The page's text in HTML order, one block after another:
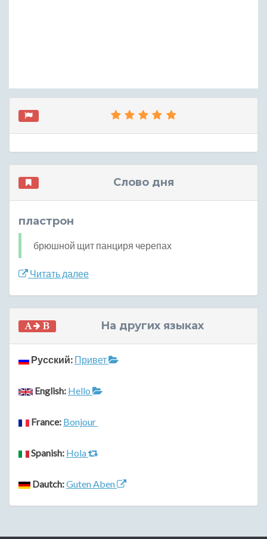
Слово дня
пластрон
брюшной щит панциря черепах
Читать далее
На других языках
Русский: Привет
English: Hello
France: Bonjour
Spanish: Hola
Dautch:Guten Aben